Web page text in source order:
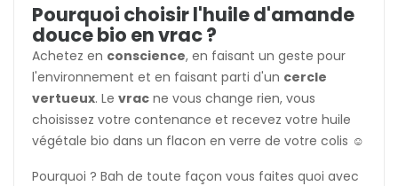
Pourquoi choisir l'huile d'amande
douce bio en vrac ?
Achetez en conscience, en faisant un geste pour
l'environnement et en faisant parti d'un cercle
vertueux. Le vrac ne vous change rien, vous
choisissez votre contenance et recevez votre huile
végétale bio dans un flacon en verre de votre colis ☺️
Pourquoi ? Bah de toute façon vous faites quoi avec